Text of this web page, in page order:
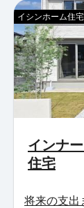
インナ
住宅
イシンホーム住
将来の支出